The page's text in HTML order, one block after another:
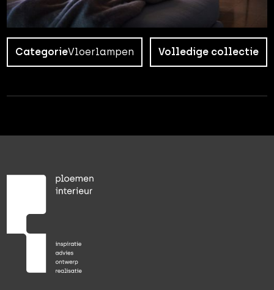
CategorieVloerlampen Volledige collectie